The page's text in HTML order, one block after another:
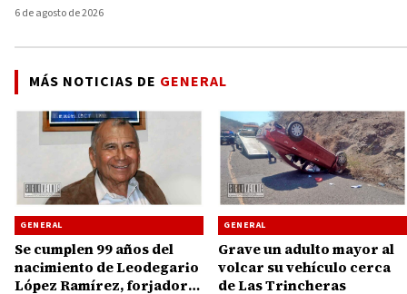
6 de agosto de 2026
MÁS NOTICIAS DE GENERAL
GENERAL
Se cumplen 99 años del
nacimiento de Leodegario
López Ramírez, forjador
GENERAL
Grave un adulto mayor al
volcar su vehículo cerca
de Las Trincheras